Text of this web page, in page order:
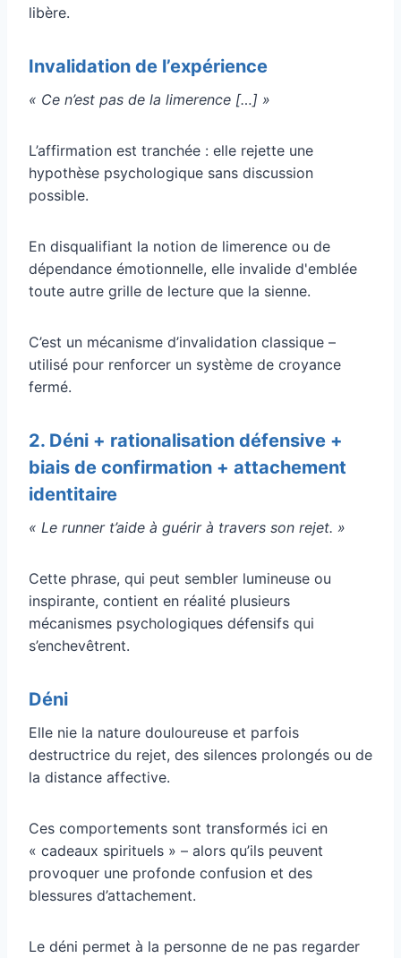
libère.
Invalidation de l’expérience
« Ce n’est pas de la limerence […] »
L’affirmation est tranchée : elle rejette une
hypothèse psychologique sans discussion
possible.
En disqualifiant la notion de limerence ou de
dépendance émotionnelle, elle invalide d'emblée
toute autre grille de lecture que la sienne.
C’est un mécanisme d’invalidation classique –
utilisé pour renforcer un système de croyance
fermé.
2. Déni + rationalisation défensive +
biais de confirmation + attachement
identitaire
« Le runner t’aide à guérir à travers son rejet. »
Cette phrase, qui peut sembler lumineuse ou
inspirante, contient en réalité plusieurs
mécanismes psychologiques défensifs qui
s’enchevêtrent.
Déni
Elle nie la nature douloureuse et parfois
destructrice du rejet, des silences prolongés ou de
la distance affective.
Ces comportements sont transformés ici en
« cadeaux spirituels » – alors qu’ils peuvent
provoquer une profonde confusion et des
blessures d’attachement.
Le déni permet à la personne de ne pas regarder